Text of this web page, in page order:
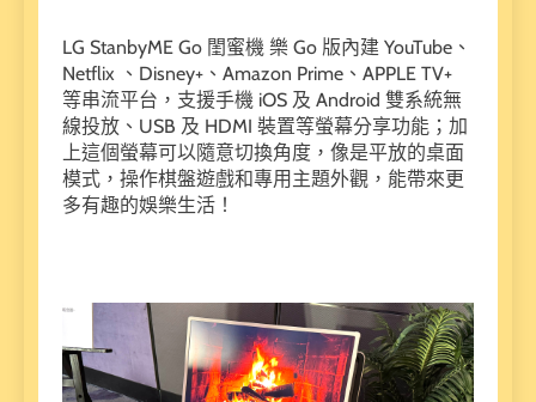
LG StanbyME Go 閨蜜機 樂 Go 版內建 YouTube、
Netflix 、Disney+、Amazon Prime、APPLE TV+
等串流平台，支援手機 iOS 及 Android 雙系統無
線投放、USB 及 HDMI 裝置等螢幕分享功能；加
上這個螢幕可以隨意切換角度，像是平放的桌面
模式，操作棋盤遊戲和專用主題外觀，能帶來更
多有趣的娛樂生活！